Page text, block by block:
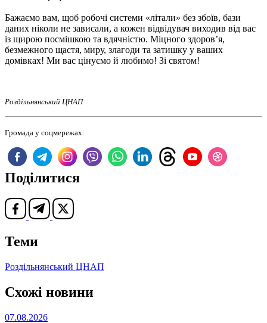
Бажаємо вам, щоб робочі системи «літали» без збоїв, бази
даних ніколи не зависали, а кожен відвідувач виходив від вас
із щирою посмішкою та вдячністю. Міцного здоров’я,
безмежного щастя, миру, злагоди та затишку у ваших
домівках! Ми вас цінуємо й любимо! Зі святом!
Роздільнянський ЦНАП
Громада у соцмережах:
Поділитися
Теми
Роздільнянський ЦНАП
Схожі новини
07.08.2026